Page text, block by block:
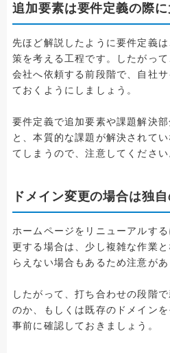
追加要素は要件定義の際
先ほど解説したように要件定義
策を考える工程です。したがっ
会社へ依頼する前段階で、自社
ておくようにしましょう。
要件定義で追加要素や課題解決
と、本質的な課題が解決されて
てしまうので、注意してください
ドメイン変更の場合は独
ホームページをリニューアルす
更する場合は、少し複雑な作業
らえない場合もあるため注意があ
したがって、打ち合わせの段階
のか、もしくは既存のドメイン
事前に確認しておきましょう。